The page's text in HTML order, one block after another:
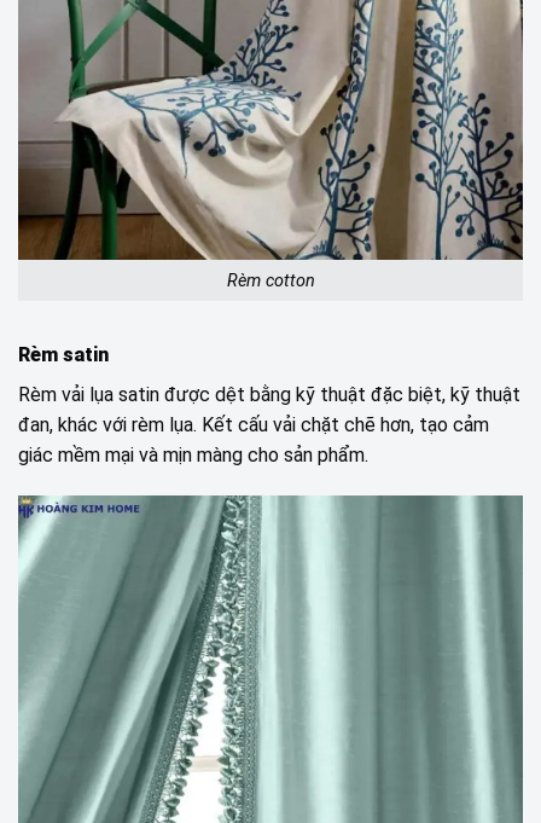
Rèm cotton
Rèm satin
Rèm vải lụa satin được dệt bằng kỹ thuật đặc biệt, kỹ thuật
đan, khác với rèm lụa. Kết cấu vải chặt chẽ hơn, tạo cảm
giác mềm mại và mịn màng cho sản phẩm.